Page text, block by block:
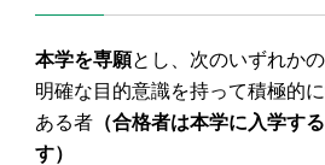
本学を専願とし、次のいずれか
明確な目的意識を持って積極的
ある者（合格者は本学に入学す
す）